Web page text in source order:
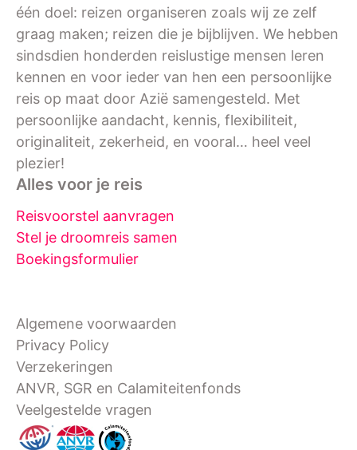
één doel: reizen organiseren zoals wij ze zelf
graag maken; reizen die je bijblijven. We hebben
sindsdien honderden reislustige mensen leren
kennen en voor ieder van hen een persoonlijke
reis op maat door Azië samengesteld. Met
persoonlijke aandacht, kennis, flexibiliteit,
originaliteit, zekerheid, en vooral… heel veel
plezier!
Alles voor je reis
Reisvoorstel aanvragen
Stel je droomreis samen
Boekingsformulier
Algemene voorwaarden
Privacy Policy
Verzekeringen
ANVR, SGR en Calamiteitenfonds
Veelgestelde vragen